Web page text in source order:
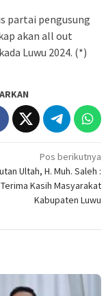
partai pengusung
akan all out
Luwu 2024. (*)
Pos berikutnya
Ultah, H. Muh. Saleh :
Terima Kasih Masyarakat
Kabupaten Luwu